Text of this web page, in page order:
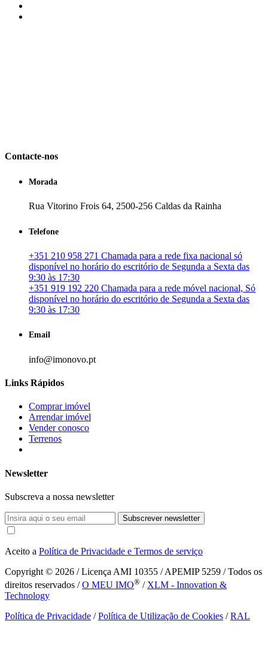
Contacte-nos
Morada
Rua Vitorino Frois 64, 2500-256 Caldas da Rainha
Telefone
+351 210 958 271 Chamada para a rede fixa nacional só
disponível no horário do escritório de Segunda a Sexta das
9:30 às 17:30
+351 919 192 220 Chamada para a rede móvel nacional, Só
disponível no horário do escritório de Segunda a Sexta das
9:30 às 17:30
Email
info@imonovo.pt
Links Rápidos
Comprar imóvel
Arrendar imóvel
Vender conosco
Terrenos
Newsletter
Subscreva a nossa newsletter
Subscrever newsletter
Aceito a Política de Privacidade e Termos de serviço
Copyright © 2026 / Licença AMI 10355 / APEMIP 5259 / Todos os
direitos reservados /O MEU IMO® / XLM - Innovation &
Technology
Política de Privacidade /Política de Utilização de Cookies /RAL